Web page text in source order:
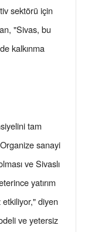
sektörü için
"Sivas, bu
kalkınma
tam
sanayi
ve Sivaslı
yatırım
etkiliyor," diyen
ve yetersiz